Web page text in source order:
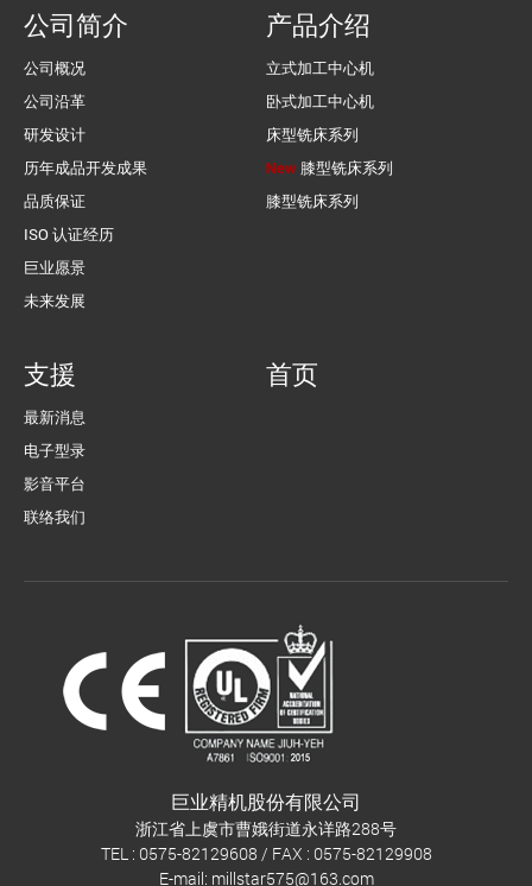
公司简介
公司概况
公司沿革
研发设计
历年成品开发成果
品质保证
ISO 认证经历
巨业愿景
未来发展
产品介绍
立式加工中心机
卧式加工中心机
床型铣床系列
New 膝型铣床系列
膝型铣床系列
支援
最新消息
电子型录
影音平台
联络我们
首页
巨业精机股份有限公司
浙江省上虞市曹娥街道永详路288号
TEL : 0575-82129608 / FAX : 0575-82129908
E-mail: millstar575@163.com